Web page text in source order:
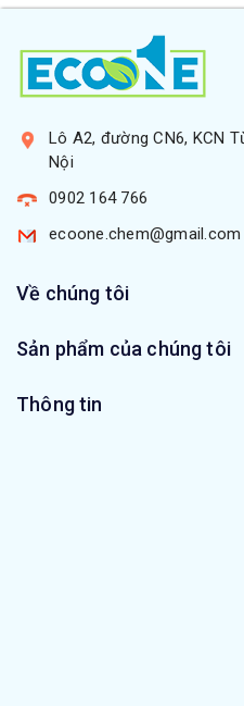
Lô A2, đường CN6, KCN
Nội
0902 164 766
ecoone.chem@gmail.com
Về chúng tôi
Sản phẩm của chúng tôi
Thông tin